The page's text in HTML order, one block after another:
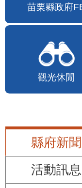
苗栗縣政府
觀光休閒
縣府新聞
活動訊息